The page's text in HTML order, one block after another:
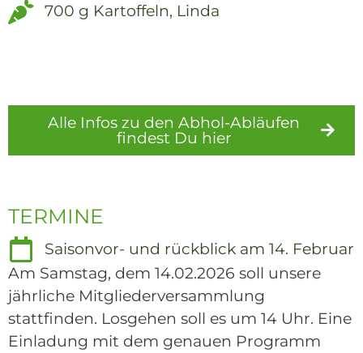
700 g Kartoffeln, Linda
Alle Infos zu den Abhol-Abläufen
findest Du hier
Externer Link
TERMINE
Saisonvor- und rückblick am 14. Februar
Am Samstag, dem 14.02.2026 soll unsere
jährliche Mitgliederversammlung
stattfinden. Losgehen soll es um 14 Uhr. Eine
Einladung mit dem genauen Programm